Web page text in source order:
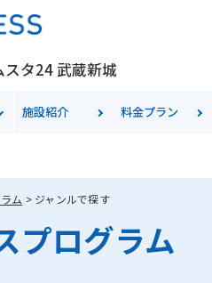
タ24 武蔵新城
施設紹介 料金プラン
ム ジャンルで探す
プログラム